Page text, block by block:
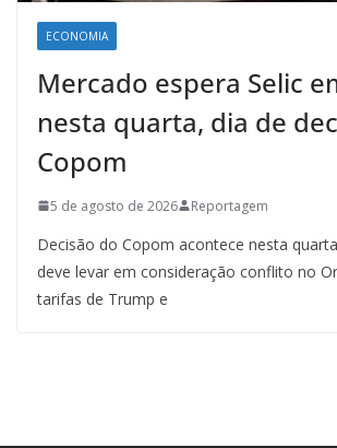
ECONOMIA
Mercado espera Selic
nesta quarta, dia de
Copom
5 de agosto de 2026 Reportagem
Decisão do Copom acontece nesta
deve levar em consideração conflito no
tarifas de Trump e